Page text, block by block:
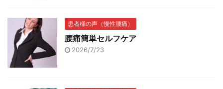
患者様の声（慢性腰痛）
腰痛簡単セルフケア
2026/7/23